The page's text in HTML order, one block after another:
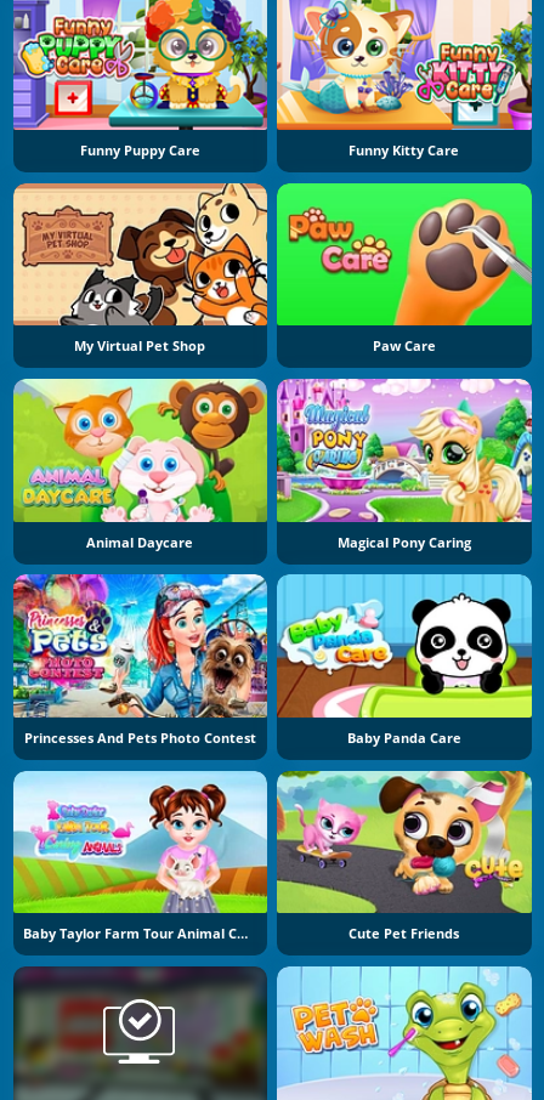
Funny Puppy Care Funny Kitty Care
My Virtual Pet Shop Paw Care
Animal Daycare Magical Pony Caring
Princesses And Pets Photo Contest Baby Panda Care
Baby Taylor Farm Tour Animal Caring Cute Pet Friends